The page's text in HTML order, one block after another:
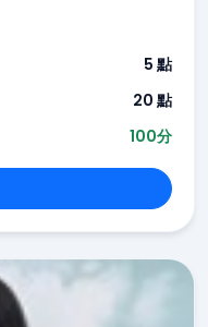
5 點
20 點
100分